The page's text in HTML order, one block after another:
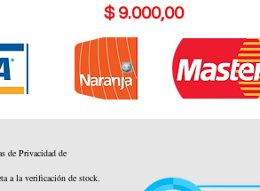
Precio
$ 9.000,00
de Privacidad de
a la verificación de stock.